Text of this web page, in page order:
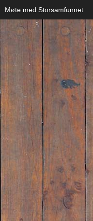
Møte med Storsamfunnet